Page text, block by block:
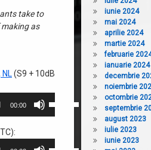
take to
as
(S9 + 10dB
00:00
iunie 2024
mai 2024
aprilie 2024
martie 2024
februarie
ianuarie 2024
decembrie
noiembrie
octombrie
septembrie
august 2023
iulie 2023
iunie 2023